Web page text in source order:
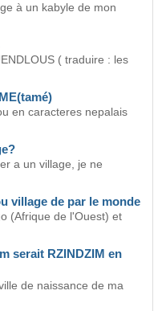
à un kabyle de mon
( traduire : les
en caracteres nepalais
a un village, je ne
village de par le monde
(Afrique de l'Ouest) et
serait RZINDZIM en
de naissance de ma